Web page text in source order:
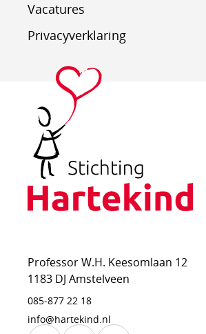
Vacatures
Privacyverklaring
Professor W.H. Keesomlaan 12
1183 DJ Amstelveen
085-877 22 18
info@hartekind.nl